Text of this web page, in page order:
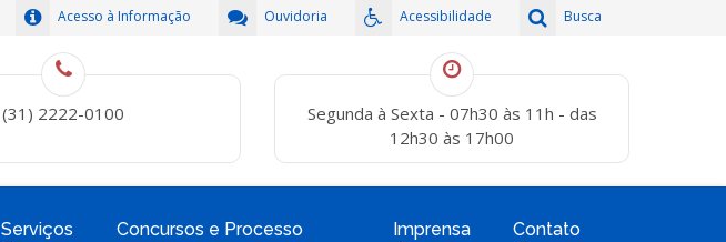
Busca
Acessibilidade
Ouvidoria
Acesso à Informação
(31) 2222-0100
Segunda à Sexta - 07h30 às 11h - das
12h30 às 17h00
Serviços
Concursos e Processo
Imprensa Contato